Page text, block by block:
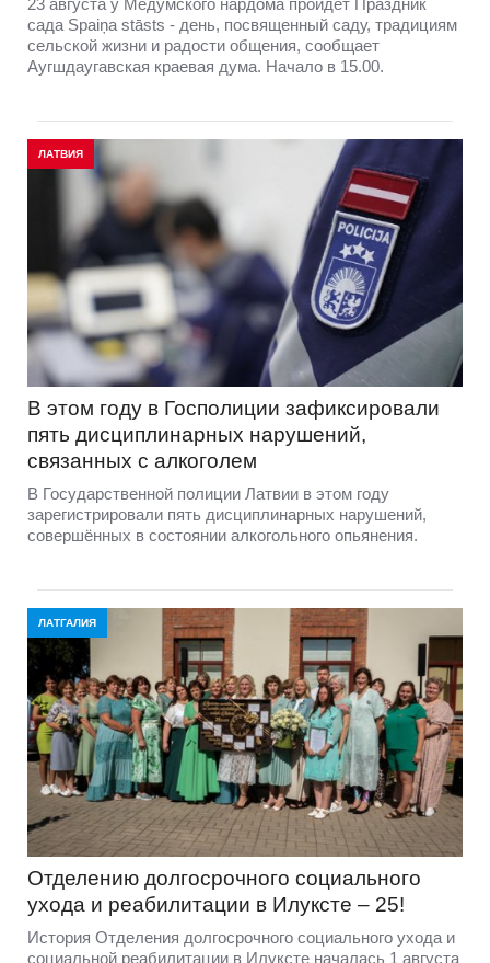
23 августа у Медумского нардома пройдет Праздник
сада Spaiņa stāsts - день, посвященный саду, традициям
сельской жизни и радости общения, сообщает
Аугшдаугавская краевая дума. Начало в 15.00.
ЛАТВИЯ
В этом году в Госполиции зафиксировали
пять дисциплинарных нарушений,
связанных с алкоголем
В Государственной полиции Латвии в этом году
зарегистрировали пять дисциплинарных нарушений,
совершённых в состоянии алкогольного опьянения.
ЛАТГАЛИЯ
Отделению долгосрочного социального
ухода и реабилитации в Илуксте – 25!
История Отделения долгосрочного социального ухода и
социальной реабилитации в Илуксте началась 1 августа